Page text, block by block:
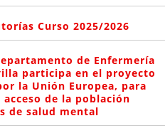
Curso 2025/2026
de Enfermería
participa en el proyecto
la Unión Europea, para
de la población
de salud mental